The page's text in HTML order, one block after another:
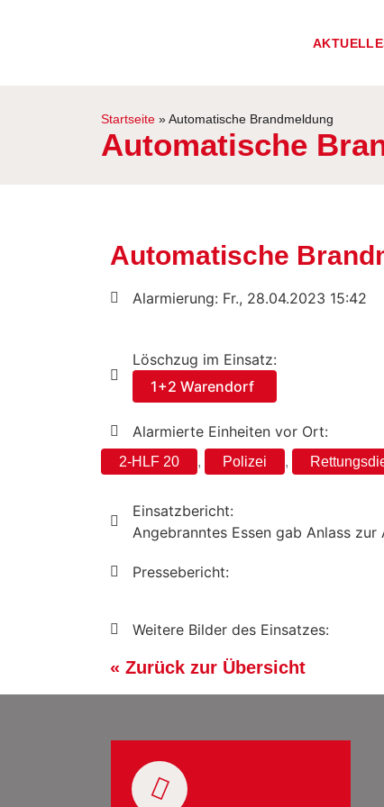
Startseite » Automatische Brandmeldung
Automatische
Automatische
Alarmierung: Fr., 28.04.2023 15:42
Löschzug im Einsatz:
1+2 Warendorf
Alarmierte Einheiten vor Ort:
2-HLF 20 , Polizei ,
Einsatzbericht:
Angebranntes Essen gab Anlass
Pressebericht:
Weitere Bilder des Einsatzes:
« Zurück zur Übersicht